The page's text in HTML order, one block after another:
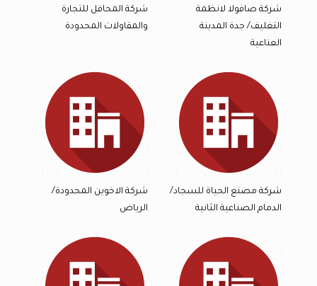
شركة صافولا لانظمة
التغليف/ جدة المدينة
العناعية
شركة المحافل للتجارة
والمقاولات المحدودة
شركة مصنع الحياة للسجاد/
الدمام الصناعية الثانية
شركة الاخوين المحدودة/
الرياض